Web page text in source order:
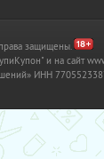
защищены.
и на сайт
ИНН